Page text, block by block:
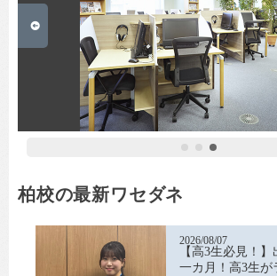
3
Prev
柏校の最新ワセダネ
2026/08/07
【高3生必見！
一カ月！高3生が